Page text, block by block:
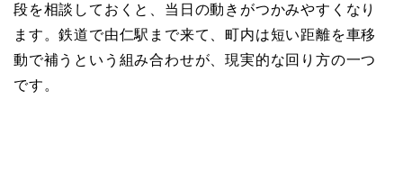
段を相談しておくと、当日の動きがつかみやすくなり
ます。鉄道で由仁駅まで来て、町内は短い距離を車移
動で補うという組み合わせが、現実的な回り方の一つ
です。